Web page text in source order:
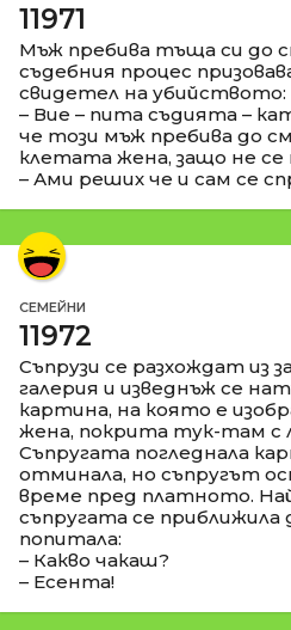
11971
Мъж пребива тъща си до
съдебния процес
свидетел на убийството:
– Вие – пита съдията –
че този мъж пребива до
клетата жена, защо не се
– Ами реших че и сам се
СЕМЕЙНИ
11972
Съпрузи се разхождат из
галерия и изведнъж се
картина, на която е
жена, покрита тук-там с
Съпругата погледнала
отминала, но съпругът
време пред платното.
съпругата се приближила
попитала:
– Какво чакаш?
– Есента!